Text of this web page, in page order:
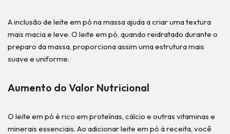
A inclusão de leite em pó na massa ajuda a criar uma textura
mais macia e leve. O leite em pó, quando reidratado durante o
preparo da massa, proporciona assim uma estrutura mais
suave e uniforme.
Aumento do Valor Nutricional
O leite em pó é rico em proteínas, cálcio e outras vitaminas e
minerais essenciais. Ao adicionar leite em pó à receita, você